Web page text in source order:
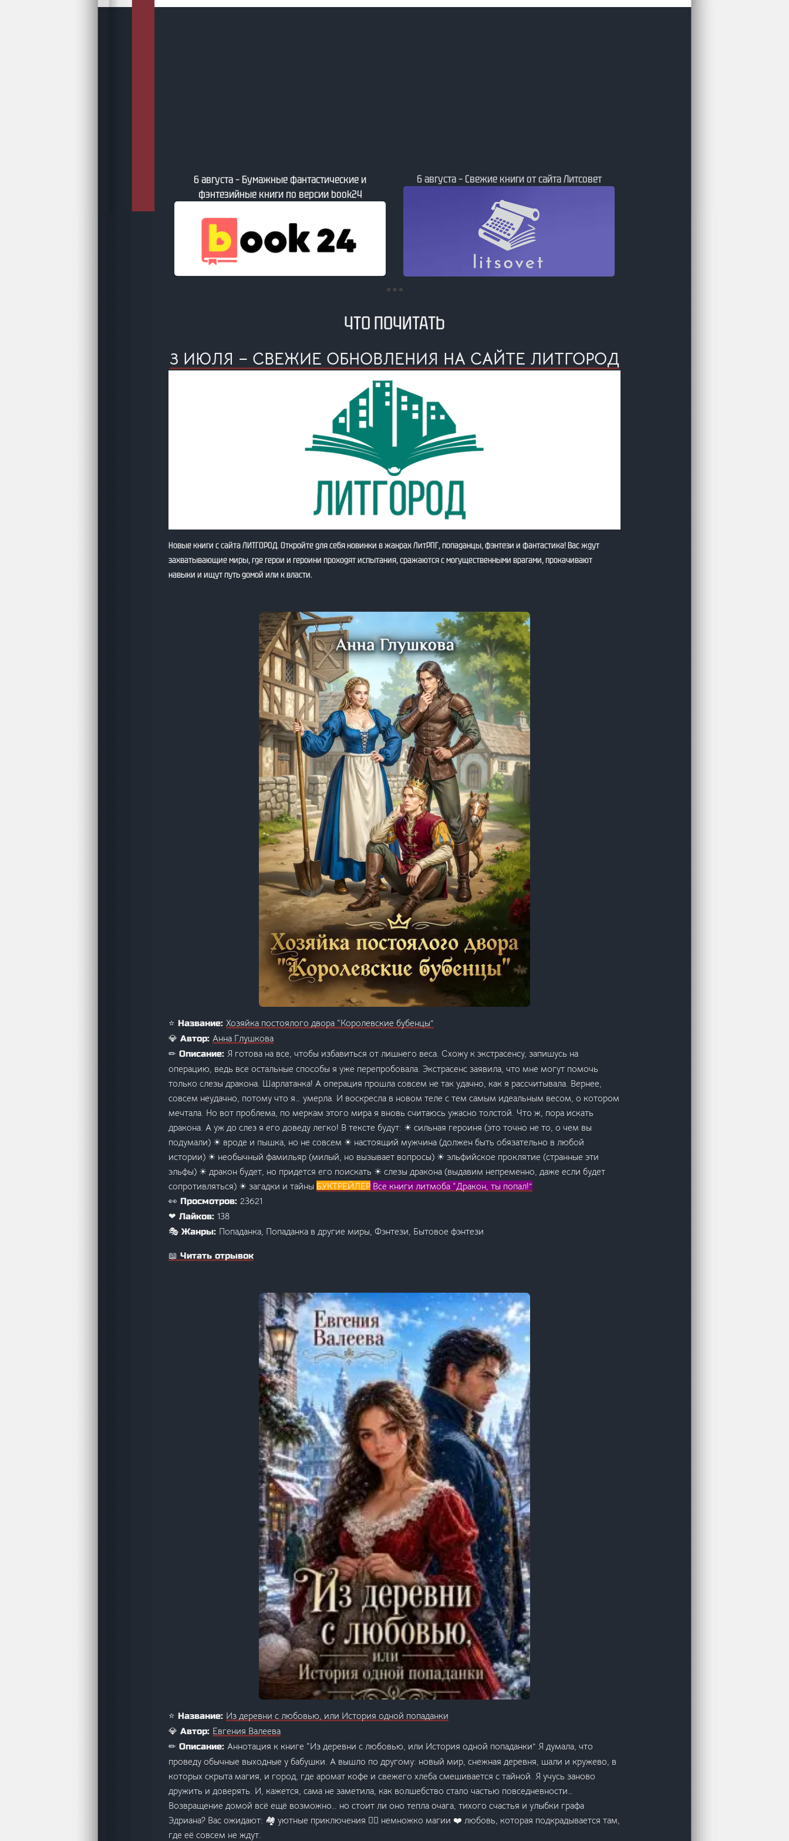
6 августа – Бумажные фантастические и
фэнтезийные книги по версии book24
6 августа – Свежие книги от сайта Литсовет
ЧТО ПОЧИТАТЬ
3 ИЮЛЯ – СВЕЖИЕ ОБНОВЛЕНИЯ НА САЙТЕ ЛИТГОРОД
Новые книги с сайта ЛИТГОРОД. Откройте для себя новинки в жанрах ЛитРПГ, попаданцы, фэнтези и фантастика! Вас ждут
захватывающие миры, где герои и героини проходят испытания, сражаются с могущественными врагами, прокачивают
навыки и ищут путь домой или к власти.
⭐ Название: Хозяйка постоялого двора “Королевские бубенцы”
💎 Автор: Анна Глушкова
✏ Описание: Я готова на все, чтобы избавиться от лишнего веса. Схожу к экстрасенсу, запишусь на
операцию, ведь все остальные способы я уже перепробовала. Экстрасенс заявила, что мне могут помочь
только слезы дракона. Шарлатанка! А операция прошла совсем не так удачно, как я рассчитывала. Вернее,
совсем неудачно, потому что я… умерла. И воскресла в новом теле с тем самым идеальным весом, о котором
мечтала. Но вот проблема, по меркам этого мира я вновь считаюсь ужасно толстой. Что ж, пора искать
дракона. А уж до слез я его доведу легко! В тексте будут: ☀ сильная героиня (это точно не то, о чем вы
подумали) ☀ вроде и пышка, но не совсем ☀ настоящий мужчина (должен быть обязательно в любой
истории) ☀ необычный фамильяр (милый, но вызывает вопросы) ☀ эльфийское проклятие (странные эти
эльфы) ☀ дракон будет, но придется его поискать ☀ слезы дракона (выдавим непременно, даже если будет
сопротивляться) ☀ загадки и тайны БУКТРЕЙЛЕР Все книги литмоба “Дракон, ты попал!”
👀 Просмотров: 23621
❤ Лайков: 138
🎭 Жанры: Попаданка, Попаданка в другие миры, Фэнтези, Бытовое фэнтези
📖 Читать отрывок
⭐ Название: Из деревни с любовью, или История одной попаданки
💎 Автор: Евгения Валеева
✏ Описание: Аннотация к книге “Из деревни с любовью, или История одной попаданки” Я думала, что
проведу обычные выходные у бабушки. А вышло по другому: новый мир, снежная деревня, шали и кружево, в
которых скрыта магия, и город, где аромат кофе и свежего хлеба смешивается с тайной. Я учусь заново
дружить и доверять. И, кажется, сама не заметила, как волшебство стало частью повседневности…
Возвращение домой всё ещё возможно… но стоит ли оно тепла очага, тихого счастья и улыбки графа
Эдриана? Вас ожидают: 🏘️ уютные приключения 🧚‍♀️ немножко магии ❤️ любовь, которая подкрадывается там,
где её совсем не ждут.